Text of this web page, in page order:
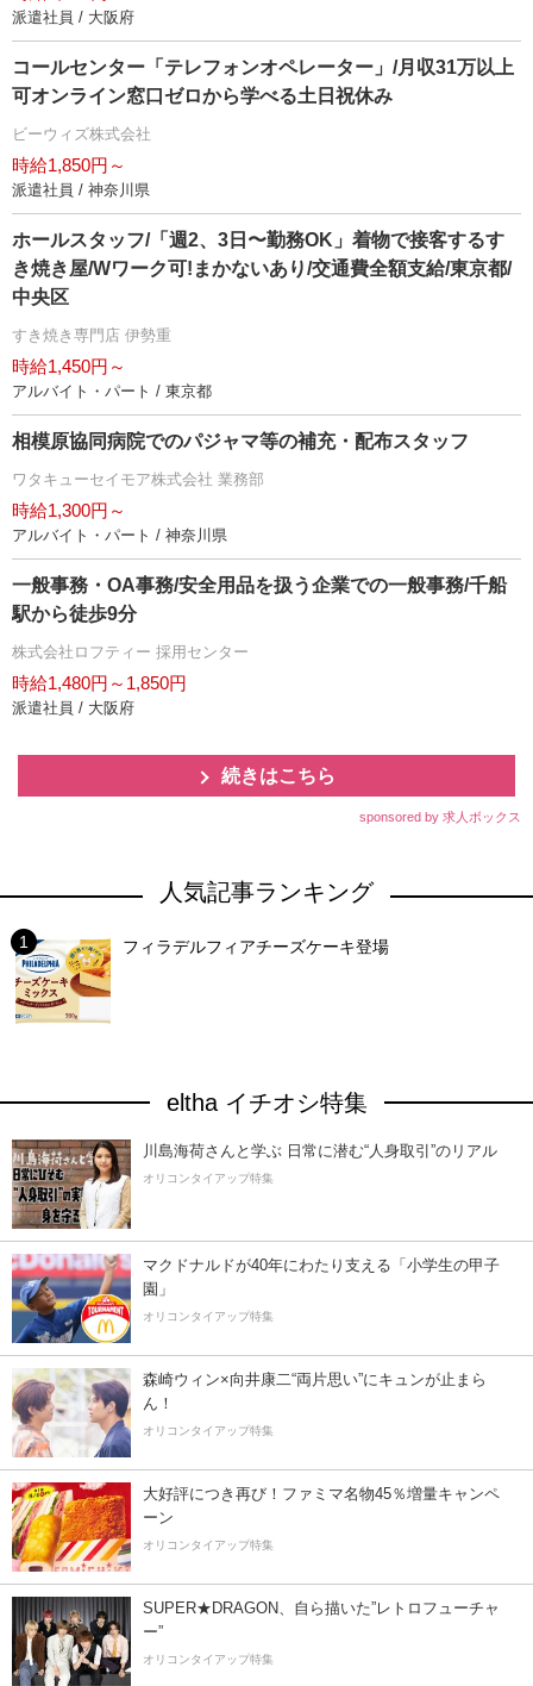
派遣社員 / 大阪府
コールセンター「テレフォンオペレーター」/月収31万以上
可オンライン窓口ゼロから学べる土日祝休み
ビーウィズ株式会社
時給1,850円～
派遣社員 / 神奈川県
ホールスタッフ/「週2、3日〜勤務OK」着物で接客するす
き焼き屋/Wワーク可!まかないあり/交通費全額支給/東京都/
中央区
すき焼き専門店 伊勢重
時給1,450円～
アルバイト・パート / 東京都
相模原協同病院でのパジャマ等の補充・配布スタッフ
ワタキューセイモア株式会社 業務部
時給1,300円～
アルバイト・パート / 神奈川県
一般事務・OA事務/安全用品を扱う企業での一般事務/千船
駅から徒歩9分
株式会社ロフティー 採用センター
時給1,480円～1,850円
派遣社員 / 大阪府
続きはこちら
sponsored by 求人ボックス
人気記事ランキング
フィラデルフィアチーズケーキ登場
eltha イチオシ特集
川島海荷さんと学ぶ 日常に潜む“人身取引”のリアル
オリコンタイアップ特集
マクドナルドが40年にわたり支える「小学生の甲子
園」
オリコンタイアップ特集
森崎ウィン×向井康二“両片思い”にキュンが止まら
ん！
オリコンタイアップ特集
大好評につき再び！ファミマ名物45％増量キャンペ
ーン
オリコンタイアップ特集
SUPER★DRAGON、自ら描いた”レトロフューチャ
ー”
オリコンタイアップ特集